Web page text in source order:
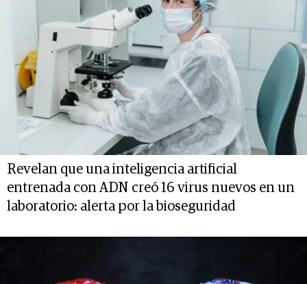
Revelan que una inteligencia artificial
entrenada con ADN creó 16 virus nuevos en un
laboratorio: alerta por la bioseguridad